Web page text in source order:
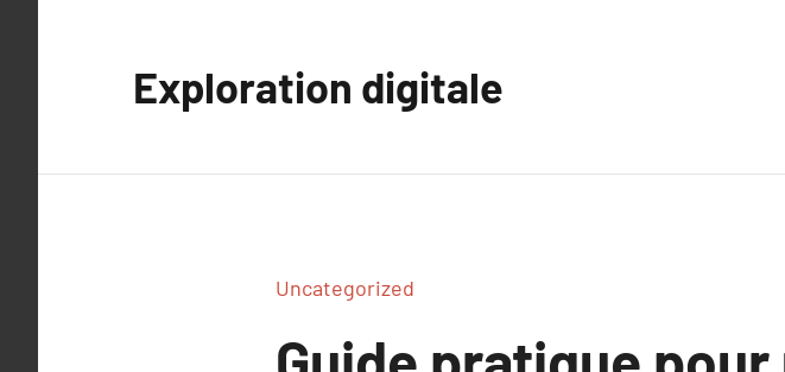
Exploration digitale
Uncategorized